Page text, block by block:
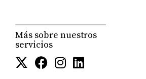
Más sobre nuestros
servicios